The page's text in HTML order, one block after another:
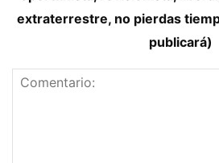
extraterrestre, no pierdas
publicará)